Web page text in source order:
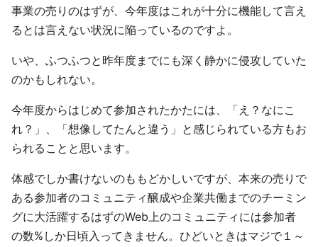
事業の売りのはずが、今年度はこれが十分に機能して言え
るとは言えない状況に陥っているのですよ。
いや、ふつふつと昨年度までにも深く静かに侵攻していた
のかもしれない。
今年度からはじめて参加されたかたには、「え？なにこ
れ？」、「想像してたんと違う」と感じられている方もお
られることと思います。
体感でしか書けないのももどかしいですが、本来の売りで
ある参加者のコミュニティ醸成や企業共働までのチーミン
グに大活躍するはずのWeb上のコミュニティには参加者
の数%しか日頃入ってきません。ひどいときはマジで１～